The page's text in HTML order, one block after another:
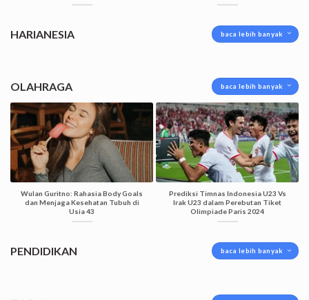
HARIANESIA baca lebih banyak
OLAHRAGA baca lebih banyak
Wulan Guritno: Rahasia Body Goals
dan Menjaga Kesehatan Tubuh di
Usia 43
Prediksi Timnas Indonesia U23 Vs
Irak U23 dalam Perebutan Tiket
Olimpiade Paris 2024
PENDIDIKAN baca lebih banyak